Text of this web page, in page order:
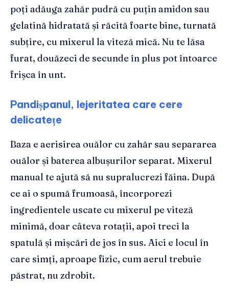
poți adăuga zahăr pudră cu puțin amidon sau
gelatină hidratată și răcită foarte bine, turnată
subțire, cu mixerul la viteză mică. Nu te lăsa
furat, douăzeci de secunde în plus pot întoarce
frișca în unt.
Pandișpanul, lejeritatea care cere
delicatețe
Baza e aerisirea ouălor cu zahăr sau separarea
ouălor și baterea albușurilor separat. Mixerul
manual te ajută să nu supralucrezi făina. După
ce ai o spumă frumoasă, încorporezi
ingredientele uscate cu mixerul pe viteză
minimă, doar câteva rotații, apoi treci la
spatulă și mișcări de jos în sus. Aici e locul în
care simți, aproape fizic, cum aerul trebuie
păstrat, nu zdrobit.